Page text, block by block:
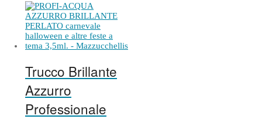
Trucco Brillante
Azzurro
Professionale